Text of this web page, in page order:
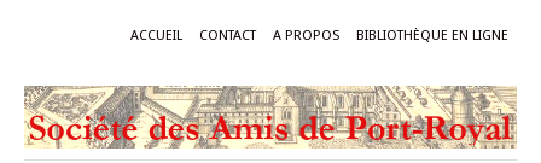
ACCUEIL CONTACT A PROPOS BIBLIOTHÈQUE EN LIGNE